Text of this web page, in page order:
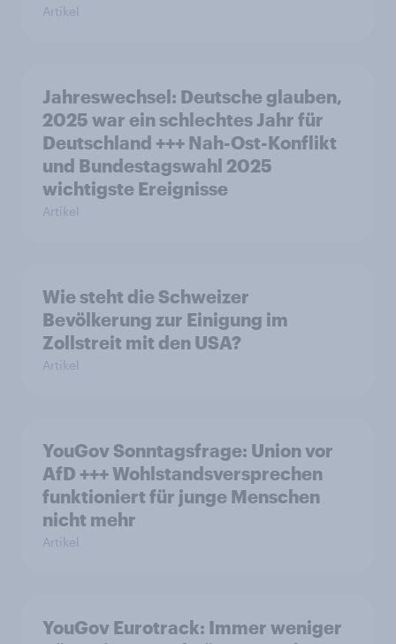
Artikel
Jahreswechsel: Deutsche glauben,
2025 war ein schlechtes Jahr für
Deutschland +++ Nah-Ost-Konflikt
und Bundestagswahl 2025
wichtigste Ereignisse
Artikel
Wie steht die Schweizer
Bevölkerung zur Einigung im
Zollstreit mit den USA?
Artikel
YouGov Sonntagsfrage: Union vor
AfD +++ Wohlstandsversprechen
funktioniert für junge Menschen
nicht mehr
Artikel
YouGov Eurotrack: Immer weniger